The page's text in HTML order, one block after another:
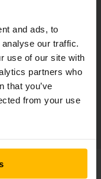
and ads, to
our traffic.
use of our site with
partners who
that you’ve
from your use